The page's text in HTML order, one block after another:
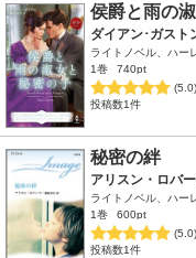
侯爵と雨の
ダイアン･ガスト
ライトノベル、ハー
1巻
740pt
(5.0)
投稿数1件
秘密の絆
アリスン・ロバ
ライトノベル、ハー
1巻
600pt
(5.0)
投稿数1件